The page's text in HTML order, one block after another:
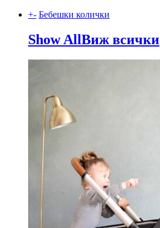
+- Бебешки колички
Show AllВиж всички